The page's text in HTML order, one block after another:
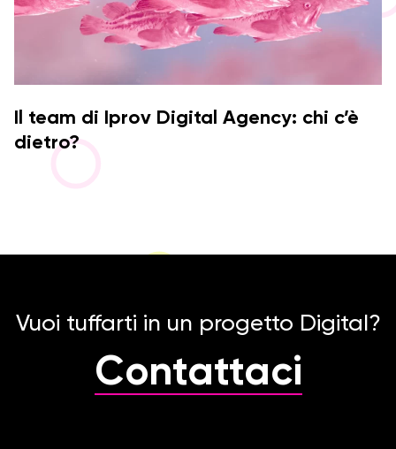
Il team di Iprov Digital Agency: chi c’è
dietro?
Vuoi tuffarti in un progetto Digital?
Contattaci